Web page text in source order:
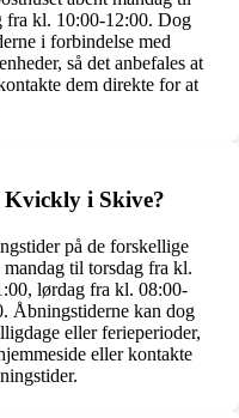
fra kl. 10:00-12:00. Dog
i forbindelse med
så det anbefales at
dem direkte for at
i Skive?
på de forskellige
til torsdag fra kl.
lørdag fra kl. 08:00-
Åbningstiderne kan dog
eller ferieperioder,
eller kontakte